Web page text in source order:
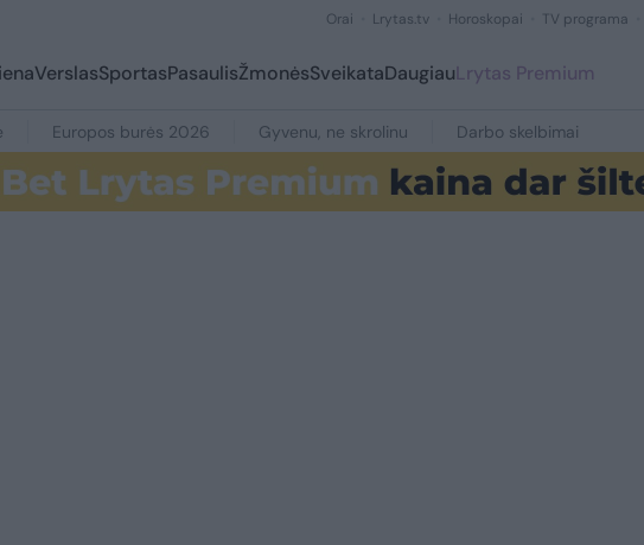
Orai Lrytas.tv Horoskopai TV programa
VerslasSportasPasaulisŽmonėsSveikataDaugiauLrytas Premium
Europos burės 2026 Gyvenu, ne skrolinu Darbo skelbimai